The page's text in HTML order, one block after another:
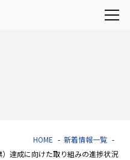
HOME
新着情報一覧
達成に向けた取り組みの進捗状況